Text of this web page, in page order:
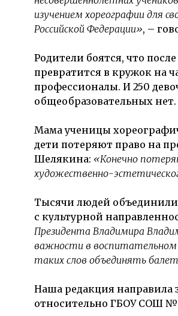
изучением хореографии для
Российской Федерации», –
Родители боятся, что
превратится в кружок на
профессионалы. И 250
общеобразовательных нет.
Мама ученицы
дети потеряют право на
Шелякина: «Конечно
художественно-
Тысячи людей
с культурной
Президента Владимира
важности в воспитательном
таких слов объединять
Наша редакция направила
относительно ГБОУ СОШ